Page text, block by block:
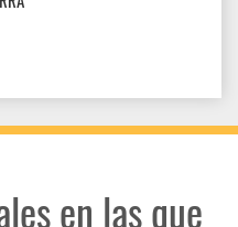
en las que